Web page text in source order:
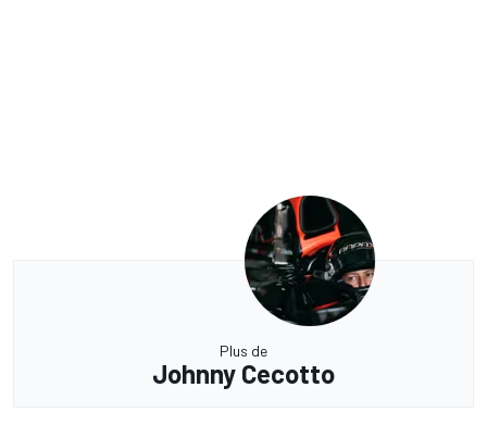
Plus de
Johnny Cecotto